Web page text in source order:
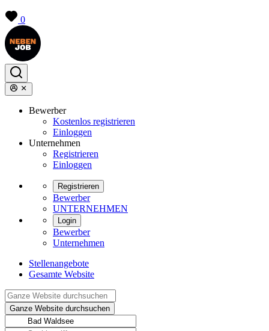
0
Bewerber
Kostenlos registrieren
Einloggen
Unternehmen
Registrieren
Einloggen
Registrieren
Bewerber
UNTERNEHMEN
Login
Bewerber
Unternehmen
Stellenangebote
Gesamte Website